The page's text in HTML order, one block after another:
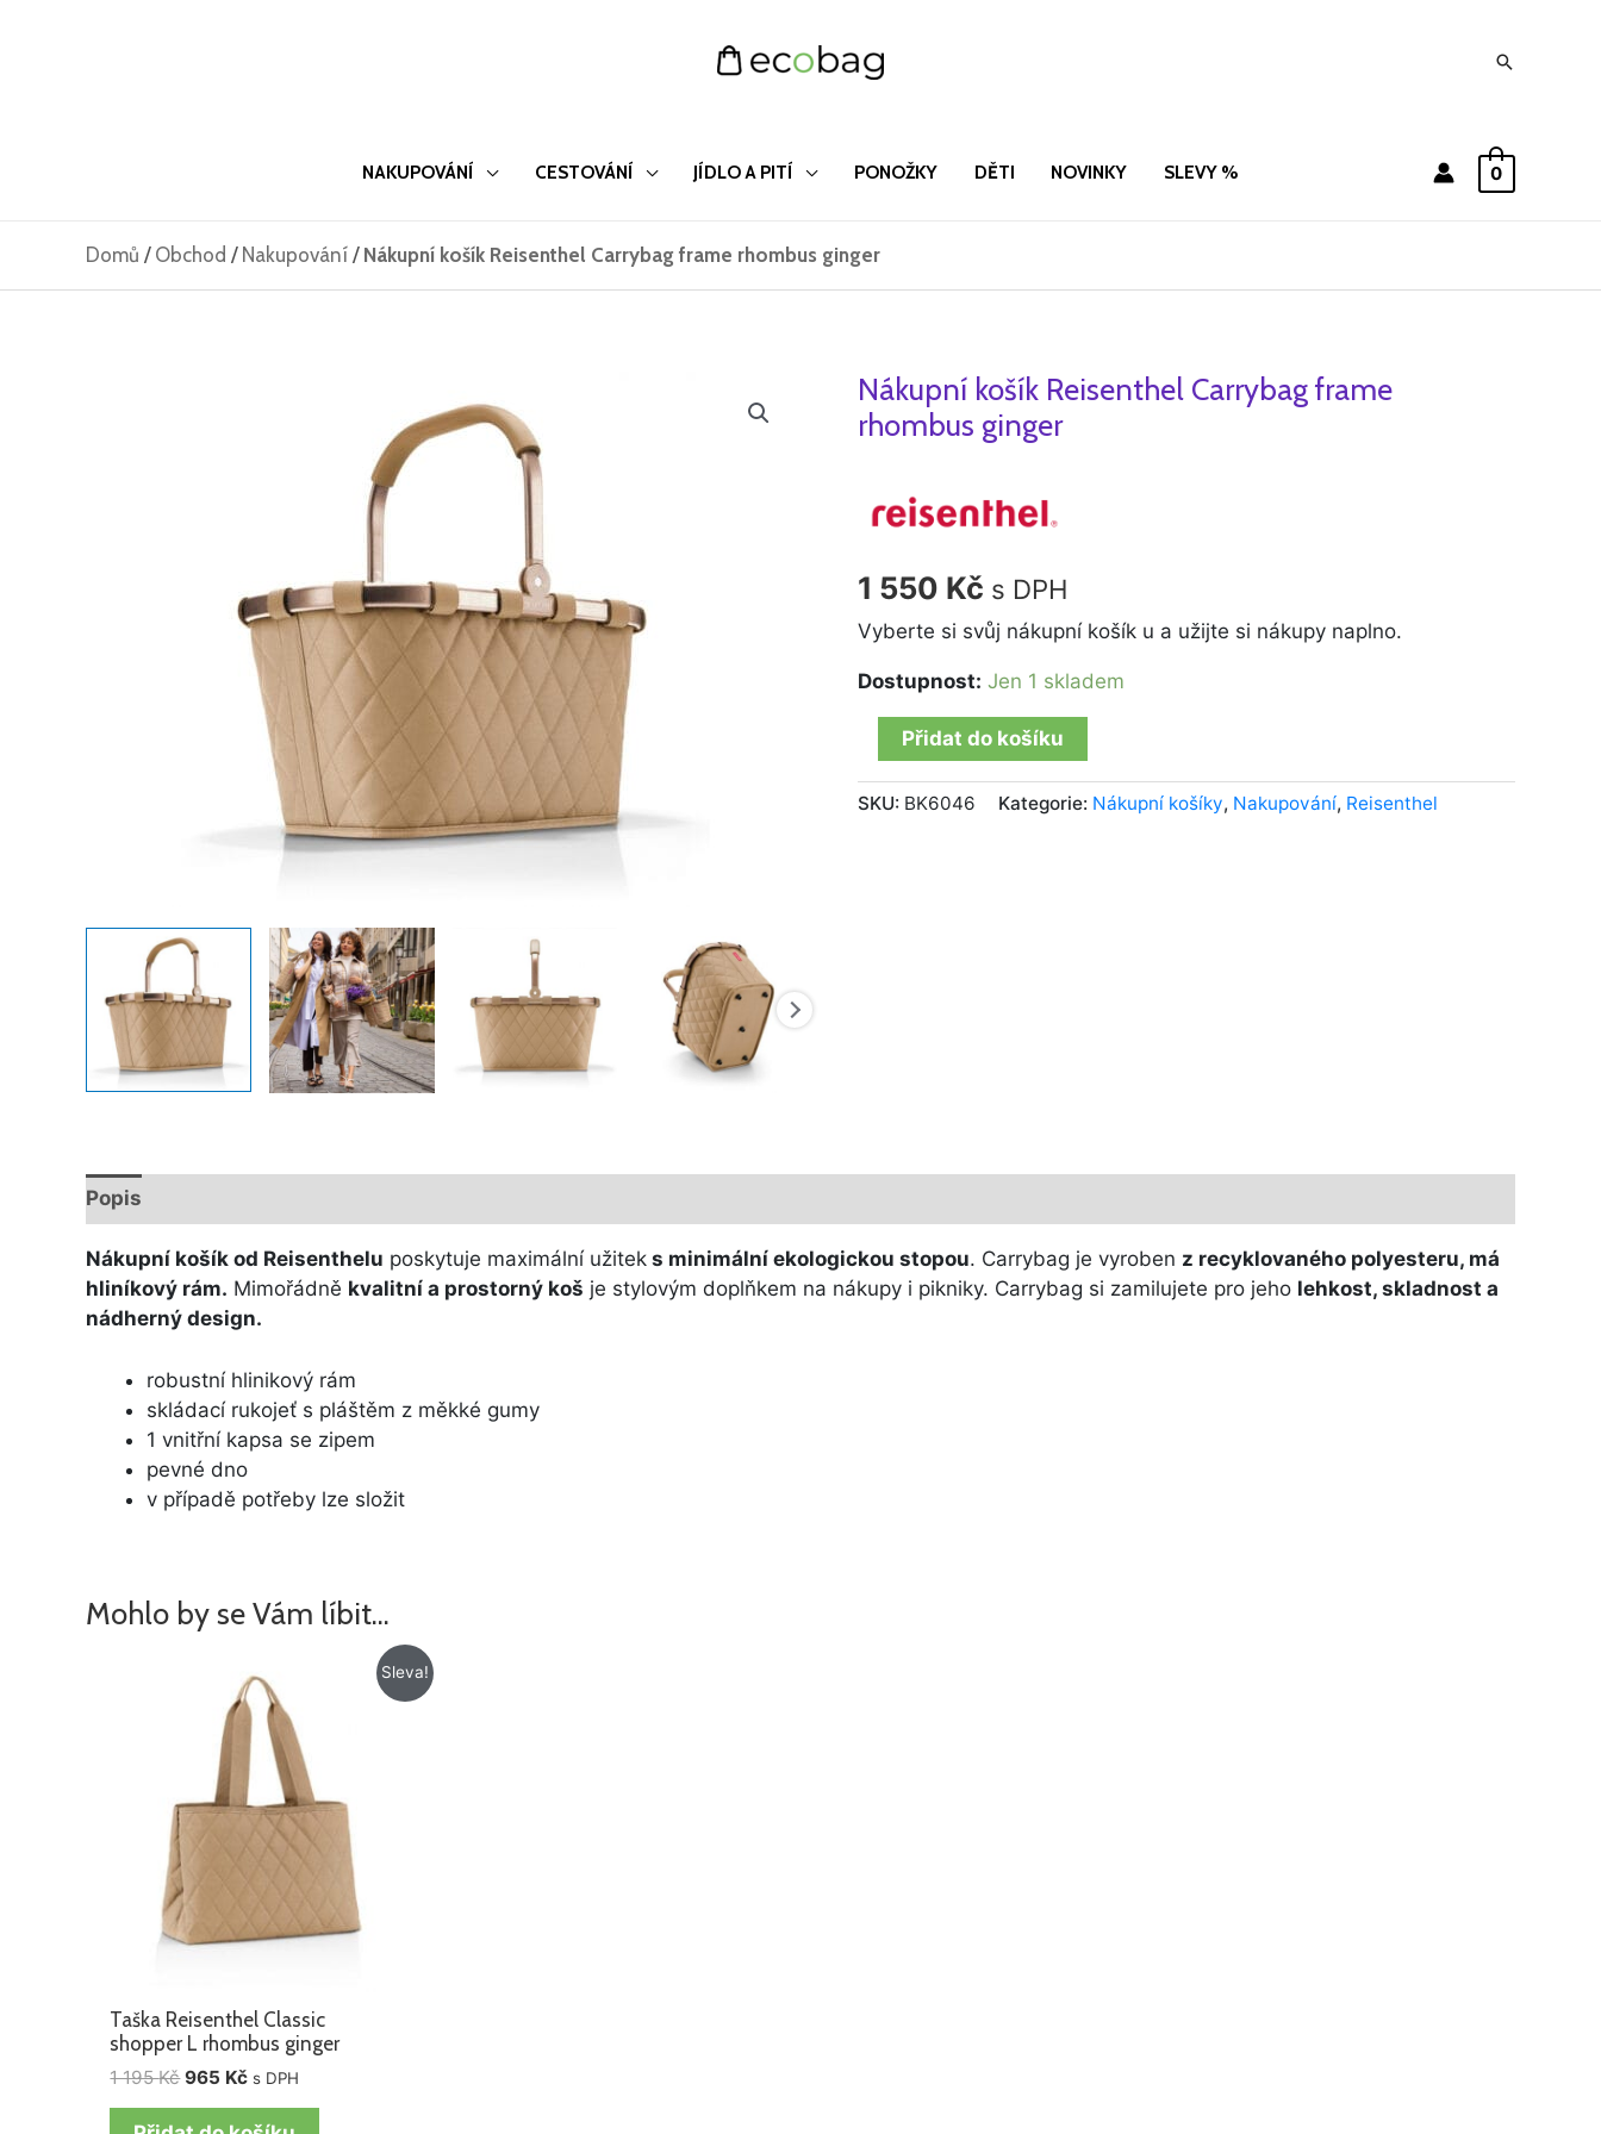
Hledat
NAKUPOVÁNÍ CESTOVÁNÍ JÍDLO A PITÍ PONOŽKY DĚTI NOVINKY SLEVY % 0
Domů / Obchod / Nakupování / Nákupní košík Reisenthel Carrybag frame rhombus ginger
Nákupní košík Reisenthel Carrybag frame
rhombus ginger
1 550 Kč s DPH
Vyberte si svůj nákupní košík u a užijte si nákupy naplno.
Dostupnost: Jen 1 skladem
Nákupní
košík
frame
rhombus
množství
Přidat do košíku
SKU: BK6046 Kategorie: Nákupní košíky, Nakupování, Reisenthel
Popis
Nákupní košík od Reisenthelu poskytuje maximální užitek s minimální ekologickou stopou. Carrybag je vyroben z recyklovaného polyesteru, má
hliníkový rám. Mimořádně kvalitní a prostorný koš je stylovým doplňkem na nákupy i pikniky. Carrybag si zamilujete pro jeho lehkost, skladnost a
nádherný design.
robustní hlinikový rám
skládací rukojeť s pláštěm z měkké gumy
1 vnitřní kapsa se zipem
pevné dno
v případě potřeby lze složit
Mohlo by se Vám líbit…
Sleva!
Taška Reisenthel Classic
shopper L rhombus ginger
1 195Kč
byla:
195 Kč.
965 Kč
cena
je:
965 Kč.
s DPH